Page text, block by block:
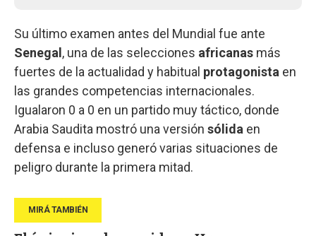
Su último examen antes del Mundial fue ante
Senegal , una de las selecciones africanas más
fuertes de la actualidad y habitual protagonista en
las grandes competencias internacionales.
Igualaron 0 a 0 en un partido muy táctico, donde
Arabia Saudita mostró una versión sólida en
defensa e incluso generó varias situaciones de
peligro durante la primera mitad.